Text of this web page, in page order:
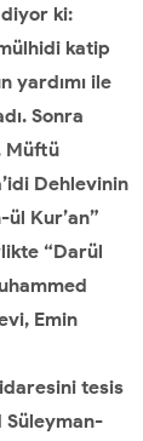
diyor ki:
katip
yardımı ile
Sonra
Müftü
Dehlevinin
ül Kur’an”
“Darül
Emin
tesis
Süleyman-